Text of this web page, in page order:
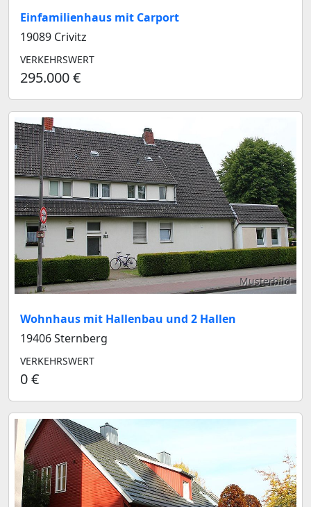
Einfamilienhaus mit Carport
19089 Crivitz
VERKEHRSWERT
295.000 €
Musterbild
Wohnhaus mit Hallenbau und 2 Hallen
19406 Sternberg
VERKEHRSWERT
0 €